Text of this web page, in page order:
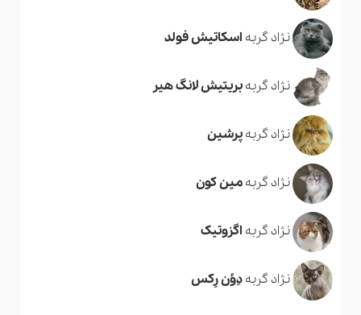
نژاد گربه اسکاتیش فولد
نژاد گربهبریتیش لانگ هیر
نژاد گربهپرشین
نژاد گربهمین کون
نژاد گربه اگزوتیک
نژاد گربهدِوُن رِکس